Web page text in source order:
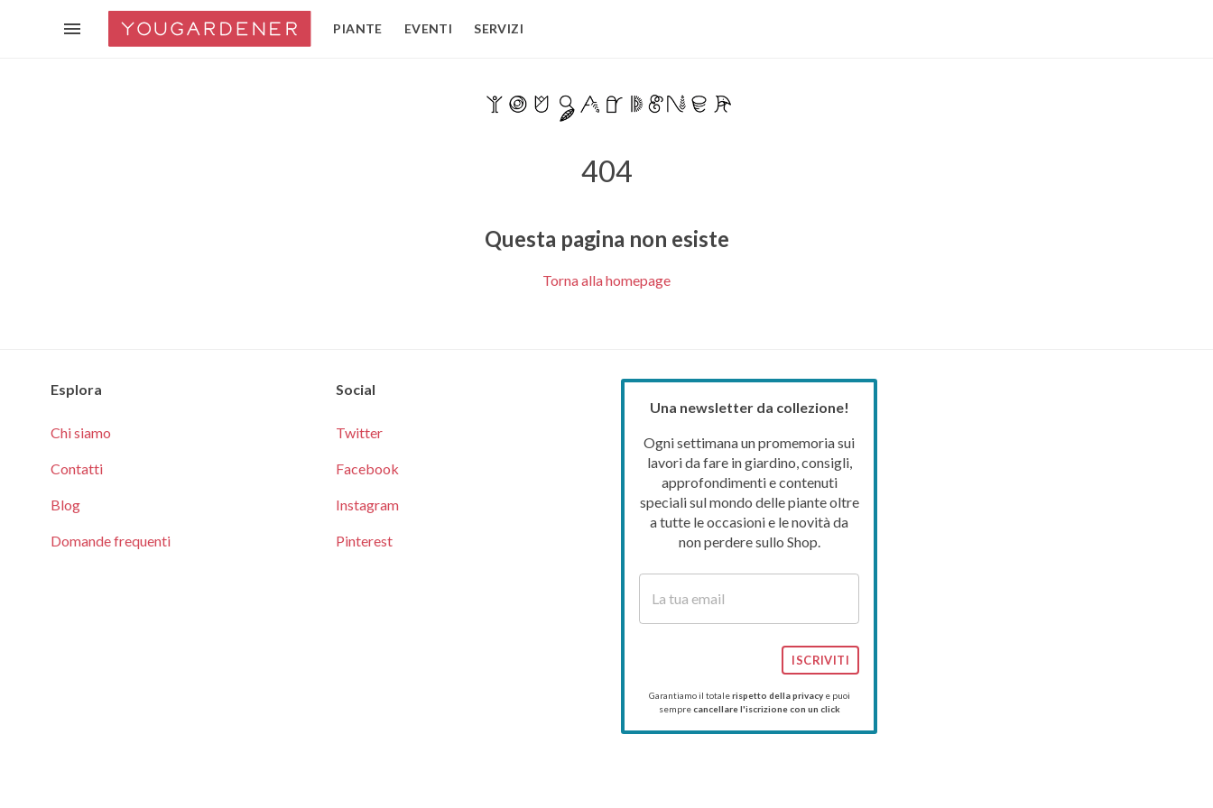
PIANTE EVENTI SERVIZI
404
Questa pagina non esiste
Torna alla homepage
Esplora
Chi siamo
Contatti
Blog
Domande frequenti
Social
Twitter
Facebook
Instagram
Pinterest
Una newsletter da collezione!
Ogni settimana un promemoria sui
lavori da fare in giardino, consigli,
approfondimenti e contenuti
speciali sul mondo delle piante oltre
a tutte le occasioni e le novità da
non perdere sullo Shop.
ISCRIVITI
Garantiamo il totalerispetto della privacye puoi
semprecancellare l'iscrizione con un click